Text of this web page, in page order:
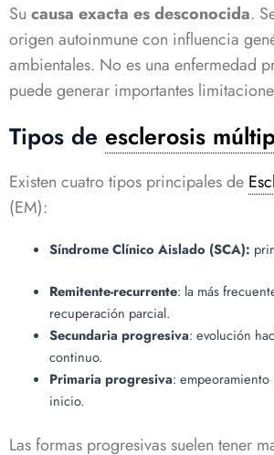
Su causa exacta es desconocida.
origen autoinmune con influencia
ambientales. No es una enfermedad
puede generar importantes
Tipos de esclerosis
Existen cuatro tipos principales de
(EM):
Síndrome Clínico Aislado (SCA):
Remitente-recurrente: la más
recuperación parcial.
Secundaria progresiva: evolución
continuo.
Primaria progresiva:
inicio.
Las formas progresivas suelen tener